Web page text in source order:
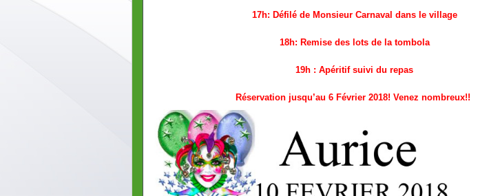
17h: Défilé de Monsieur Carnaval dans le village
18h: Remise des lots de la tombola
19h : Apéritif suivi du repas
Réservation jusqu’au 6 Février 2018! Venez nombreux!!